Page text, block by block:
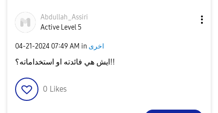
Abdullah_Assiri
Active Level 5
‎04-21-2024 07:49 AM in اخرى
ايش هي فائدته او استخداماته؟!!
0 Likes